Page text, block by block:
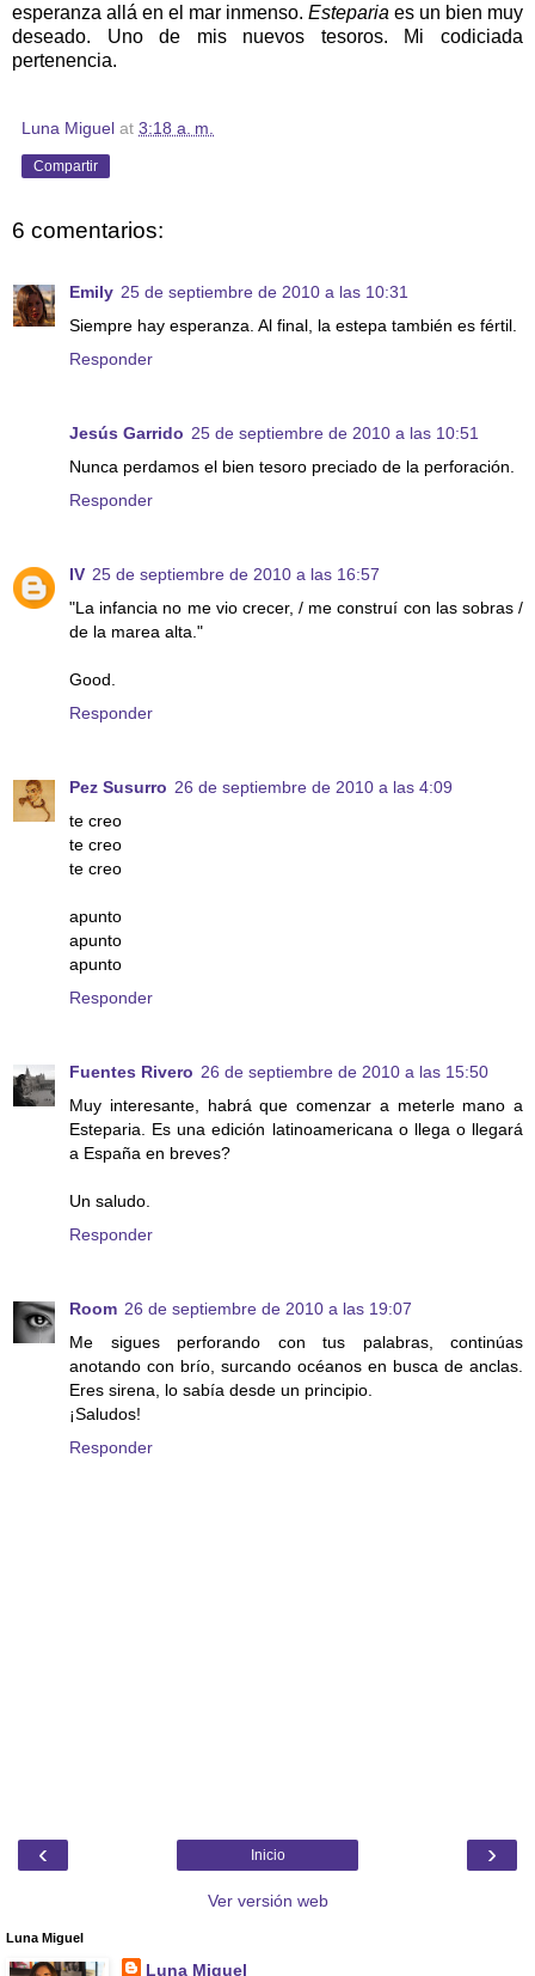
esperanza allá en el mar inmenso. Esteparia es un bien muy
deseado. Uno de mis nuevos tesoros. Mi codiciada
pertenencia.
Luna Miguel at 3:18 a. m.
Compartir
6 comentarios:
Emily 25 de septiembre de 2010 a las 10:31
Siempre hay esperanza. Al final, la estepa también es fértil.
Responder
Jesús Garrido 25 de septiembre de 2010 a las 10:51
Nunca perdamos el bien tesoro preciado de la perforación.
Responder
IV 25 de septiembre de 2010 a las 16:57
"La infancia no me vio crecer, / me construí con las sobras /
de la marea alta."
Good.
Responder
Pez Susurro 26 de septiembre de 2010 a las 4:09
te creo
te creo
te creo
apunto
apunto
apunto
Responder
Fuentes Rivero 26 de septiembre de 2010 a las 15:50
Muy interesante, habrá que comenzar a meterle mano a
Esteparia. Es una edición latinoamericana o llega o llegará
a España en breves?
Un saludo.
Responder
Room 26 de septiembre de 2010 a las 19:07
Me sigues perforando con tus palabras, continúas
anotando con brío, surcando océanos en busca de anclas.
Eres sirena, lo sabía desde un principio.
¡Saludos!
Responder
‹ ›
Inicio
Ver versión web
Luna Miguel
Luna Miguel